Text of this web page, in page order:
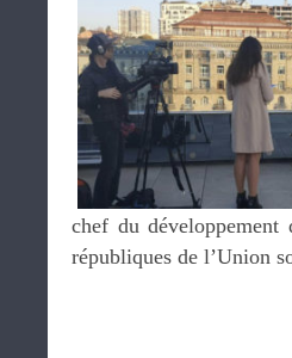
chef du développement
républiques de l’Union